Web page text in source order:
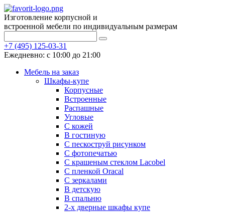
Изготовление корпусной и
встроенной мебели по индивидуальным размерам
+7 (495) 125-03-31
Ежедневно: с 10:00 до 21:00
Мебель на заказ
Шкафы-купе
Корпусные
Встроенные
Распашные
Угловые
С кожей
В гостиную
С пескоструй рисунком
С фотопечатью
С крашеным стеклом Lacobel
С пленкой Oracal
С зеркалами
В детскую
В спальню
2-х дверные шкафы купе